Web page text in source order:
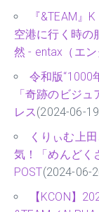
『&TEAM』
空港に行く時の
然 - entax（エン
令和版“1000
「奇跡のビジ
レス(2024-06-
くりぃむ上
気！「めんどく
POST(2024-06-
【KCON】